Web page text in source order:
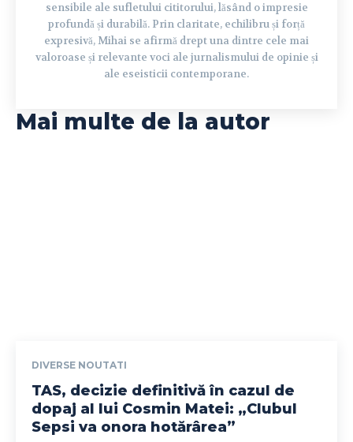
sensibile ale sufletului cititorului, lăsând o impresie
profundă și durabilă. Prin claritate, echilibru și forță
expresivă, Mihai se afirmă drept una dintre cele mai
valoroase și relevante voci ale jurnalismului de opinie și
ale eseisticii contemporane.
Mai multe de la autor
DIVERSE NOUTATI
TAS, decizie definitivă în cazul de
dopaj al lui Cosmin Matei: „Clubul
Sepsi va onora hotărârea”